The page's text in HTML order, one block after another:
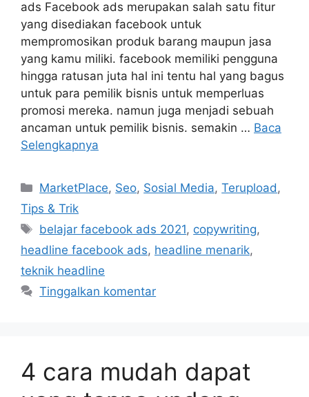
ads Facebook ads merupakan salah satu fitur
yang disediakan facebook untuk
mempromosikan produk barang maupun jasa
yang kamu miliki. facebook memiliki pengguna
hingga ratusan juta hal ini tentu hal yang bagus
untuk para pemilik bisnis untuk memperluas
promosi mereka. namun juga menjadi sebuah
ancaman untuk pemilik bisnis. semakin … Baca
Selengkapnya
Kategori
MarketPlace, Seo, Sosial Media,Terupload ,
Tips & Trik
Tag
belajar facebook ads 2021, copywriting,
headline facebook ads, headline menarik,
teknik headline
Tinggalkan komentar
4 cara mudah dapat